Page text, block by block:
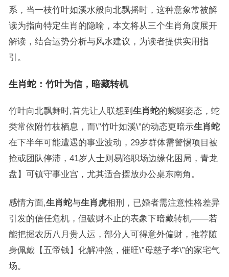
系，当一枝竹叶如溪水般向北飘摇时，这种意象常被解
读为指向特定生肖的隐喻，本文将从三个生肖角度展开
解读，结合运势分析与风水建议，为读者提供实用指
引。
生肖蛇：竹叶为信，暗藏转机
竹叶向北飘舞时,首先让人联想到 生肖蛇的蜿蜒姿态，蛇
类常依附竹枝栖息，而\”竹叶如溪\”的动态更暗示生肖蛇
在下半年可能遭遇的事业波动，29岁群体需警惕项目被
抢或团队停滞，41岁人士则易陷职场边缘化困局，青龙
盘】可镇守事业宫，尤其适合摆放办公桌东南角。
感情方面,生肖蛇与生肖虎相刑，已婚者需注意性格差异
引发的信任危机，但破财不止的表象下暗藏转机——若
能把握农历八月贵人运，部分人可得意外偏财，推荐随
身佩戴【五帝钱】化解冲煞，催旺\”母慈子孝\”的家宅气
场。